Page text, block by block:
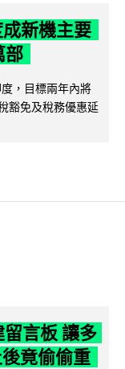
新機主要
部
，目標兩年內將
豁免及稅務優惠延
言板 讓多
竟偷偷重